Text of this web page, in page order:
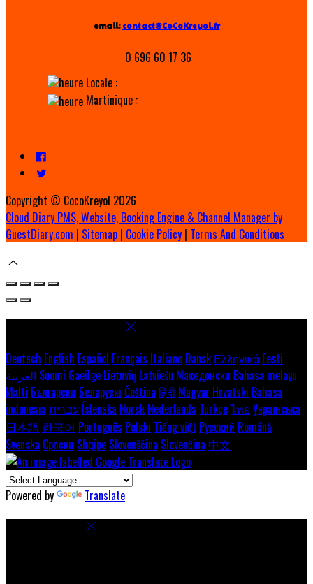
email: contact@CoCoKreyol.fr
0 696 60 17 36
Locale :
Martinique :
Copyright © CocoKreyol 2026
Cloud Diary PMS, Website, Booking Engine & Channel Manager by
GuestDiary.com | Sitemap | Cookie Policy | Terms And Conditions
Deutsch English Español Français Italiano Dansk Ελληνικά Eesti
العربية Suomi Gaeilge Lietuvių Latviešu Македонски Bahasa melayu
Malti Български Беларускі Čeština हिंदी Magyar Hrvatski Bahasa
indonesia עברית Íslenska Norsk Nederlands Türkçeไทย Українська
日本語 한국어 Português Polski Tiếng việt Русский Română
Svenska Српски Shqipe Slovenščina Slovenčina 中文
Powered by Translate